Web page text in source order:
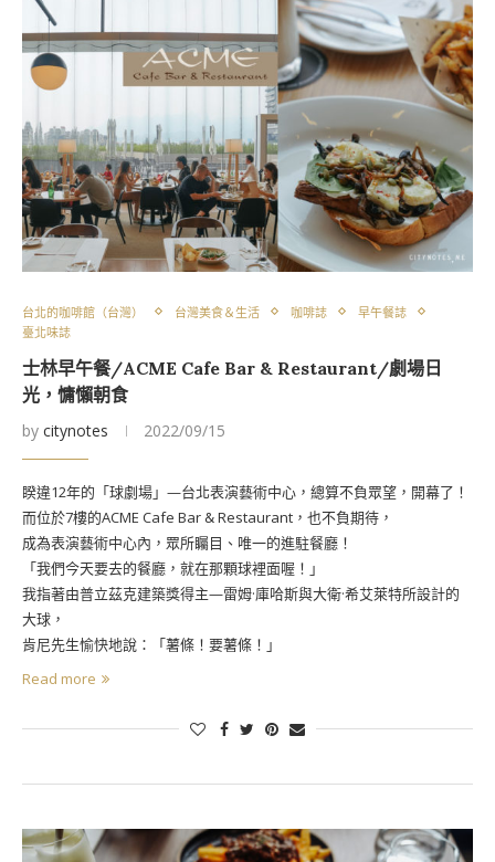
台北的咖啡館（台灣） 台灣美食＆生活 咖啡誌
早午餐誌
臺北味誌
士林早午餐/ACME Cafe Bar & Restaurant/劇場日
光，慵懶朝食
by citynotes 2022/09/15
睽違12年的「球劇場」—台北表演藝術中心，總算不負眾望，開幕了！
而位於7樓的ACME Cafe Bar & Restaurant，也不負期待，
成為表演藝術中心內，眾所矚目、唯一的進駐餐廳！
「我們今天要去的餐廳，就在那顆球裡面喔！」
我指著由普立茲克建築獎得主—雷姆·庫哈斯與大衛·希艾萊特所設計的
大球，
肯尼先生愉快地說：「薯條！要薯條！」
Read more